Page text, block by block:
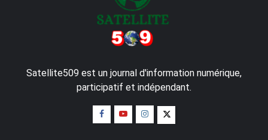
Satellite509 est un journal d'information numérique,
participatif et indépendant.